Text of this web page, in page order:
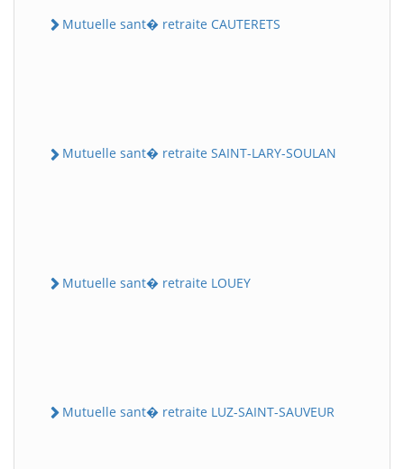
Mutuelle sant� retraite CAUTERETS
Mutuelle sant� retraite SAINT-LARY-SOULAN
Mutuelle sant� retraite LOUEY
Mutuelle sant� retraite LUZ-SAINT-SAUVEUR